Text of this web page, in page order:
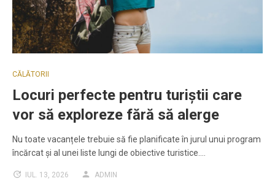
CĂLĂTORII
Locuri perfecte pentru turiștii care
vor să exploreze fără să alerge
Nu toate vacanțele trebuie să fie planificate în jurul unui program
încărcat și al unei liste lungi de obiective turistice.…
IUL. 13, 2026 ADMIN